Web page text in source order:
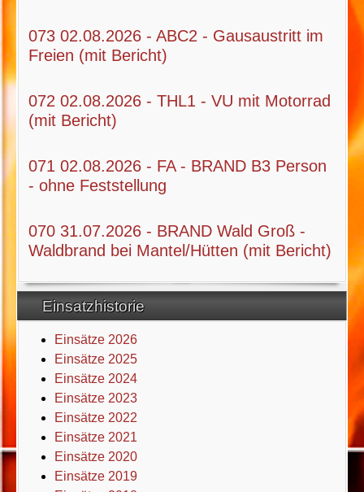
073 02.08.2026 - ABC2 - Gausaustritt im
Freien (mit Bericht)
072 02.08.2026 - THL1 - VU mit Motorrad
(mit Bericht)
071 02.08.2026 - FA - BRAND B3 Person
- ohne Feststellung
070 31.07.2026 - BRAND Wald Groß -
Waldbrand bei Mantel/Hütten (mit Bericht)
Einsatzhistorie
Einsätze 2026
Einsätze 2025
Einsätze 2024
Einsätze 2023
Einsätze 2022
Einsätze 2021
Einsätze 2020
Einsätze 2019